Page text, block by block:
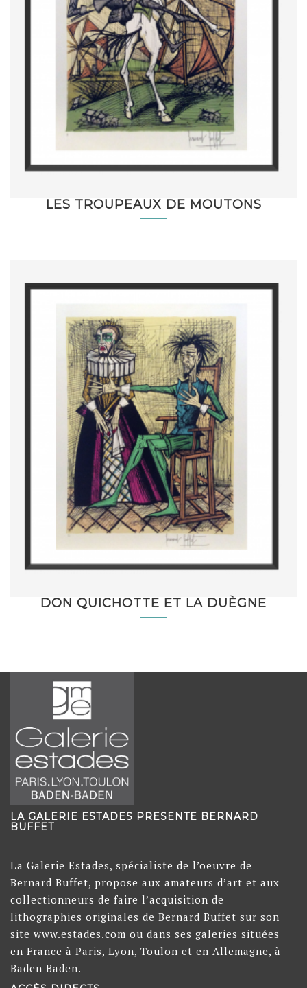
LES TROUPEAUX DE MOUTONS
DON QUICHOTTE ET LA DUÈGNE
LA GALERIE ESTADES PRESENTE BERNARD
BUFFET
La Galerie Estades, spécialiste de l’oeuvre de
Bernard Buffet, propose aux amateurs d’art et aux
collectionneurs de faire l’acquisition de
lithographies originales de Bernard Buffet sur son
site www.estades.com ou dans ses galeries situées
en France à Paris, Lyon, Toulon et en Allemagne, à
Baden Baden.